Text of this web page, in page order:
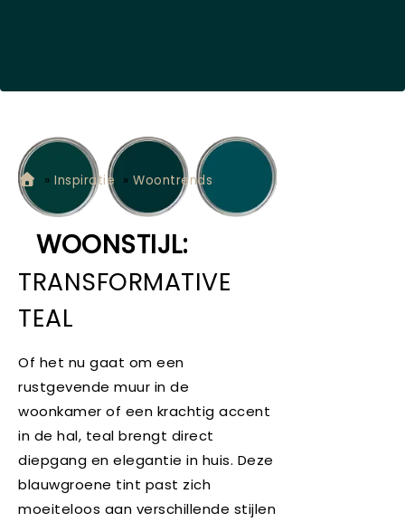
»Inspiratie »Woontrends
WOONSTIJL:
TRANSFORMATIVE
TEAL
Of het nu gaat om een
rustgevende muur in de
woonkamer of een krachtig accent
in de hal, teal brengt direct
diepgang en elegantie in huis. Deze
blauwgroene tint past zich
moeiteloos aan verschillende stijlen